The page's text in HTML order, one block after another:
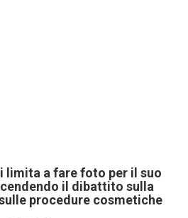
limita a fare foto per il suo
il dibattito sulla
procedure cosmetiche